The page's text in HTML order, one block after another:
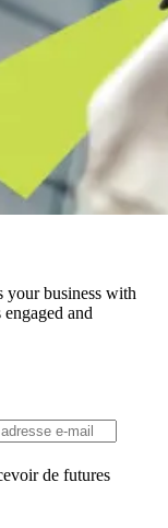
business with
and
de futures